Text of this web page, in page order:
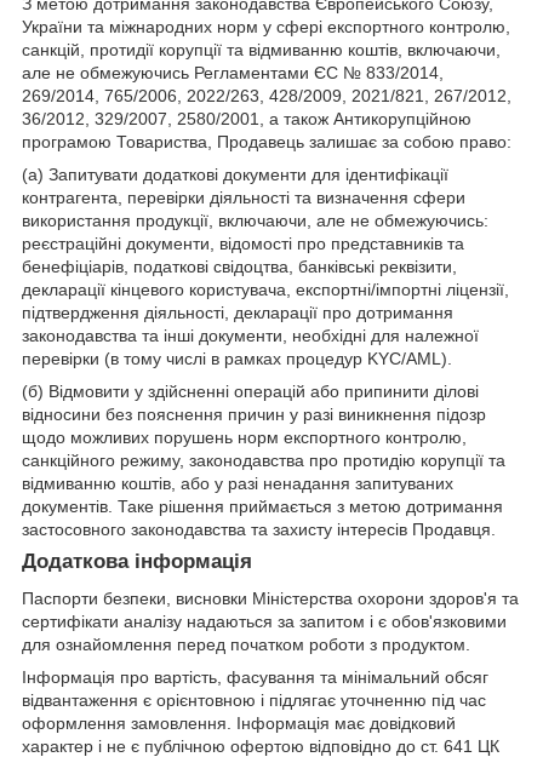
З метою дотримання законодавства Європейського Союзу,
України та міжнародних норм у сфері експортного контролю,
санкцій, протидії корупції та відмиванню коштів, включаючи,
але не обмежуючись Регламентами ЄС № 833/2014,
269/2014, 765/2006, 2022/263, 428/2009, 2021/821, 267/2012,
36/2012, 329/2007, 2580/2001, а також Антикорупційною
програмою Товариства, Продавець залишає за собою право:
(а) Запитувати додаткові документи для ідентифікації
контрагента, перевірки діяльності та визначення сфери
використання продукції, включаючи, але не обмежуючись:
реєстраційні документи, відомості про представників та
бенефіціарів, податкові свідоцтва, банківські реквізити,
декларації кінцевого користувача, експортні/імпортні ліцензії,
підтвердження діяльності, декларації про дотримання
законодавства та інші документи, необхідні для належної
перевірки (в тому числі в рамках процедур KYC/AML).
(б) Відмовити у здійсненні операцій або припинити ділові
відносини без пояснення причин у разі виникнення підозр
щодо можливих порушень норм експортного контролю,
санкційного режиму, законодавства про протидію корупції та
відмиванню коштів, або у разі ненадання запитуваних
документів. Таке рішення приймається з метою дотримання
застосовного законодавства та захисту інтересів Продавця.
Додаткова інформація
Паспорти безпеки, висновки Міністерства охорони здоров'я та
сертифікати аналізу надаються за запитом і є обов'язковими
для ознайомлення перед початком роботи з продуктом.
Інформація про вартість, фасування та мінімальний обсяг
відвантаження є орієнтовною і підлягає уточненню під час
оформлення замовлення. Інформація має довідковий
характер і не є публічною офертою відповідно до ст. 641 ЦК